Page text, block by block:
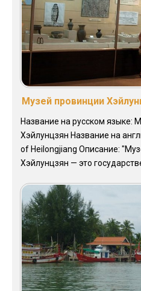
Музей провинции
Название на русском языке:
Хэйлунцзян Название на
of Heilongjiang Описание:
Хэйлунцзян — это